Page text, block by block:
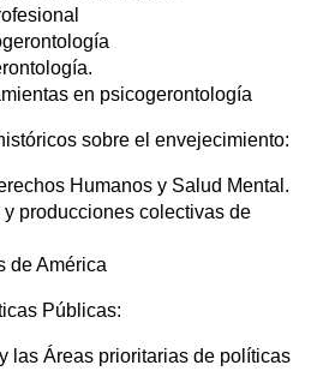
en psicogerontología
sobre el envejecimiento:
Humanos y Salud Mental.
producciones colectivas de
de América
Públicas:
las Áreas prioritarias de políticas